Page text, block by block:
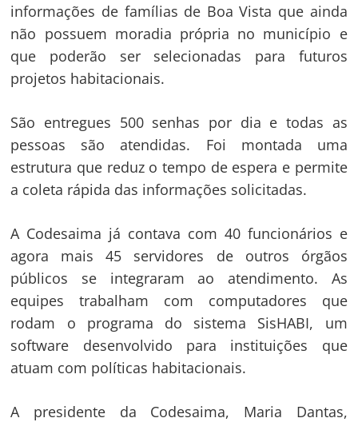
informações de famílias de Boa Vista que ainda
não possuem moradia própria no município e
que poderão ser selecionadas para futuros
projetos habitacionais.
São entregues 500 senhas por dia e todas as
pessoas são atendidas. Foi montada uma
estrutura que reduz o tempo de espera e permite
a coleta rápida das informações solicitadas.
A Codesaima já contava com 40 funcionários e
agora mais 45 servidores de outros órgãos
públicos se integraram ao atendimento. As
equipes trabalham com computadores que
rodam o programa do sistema SisHABI, um
software desenvolvido para instituições que
atuam com políticas habitacionais.
A presidente da Codesaima, Maria Dantas,